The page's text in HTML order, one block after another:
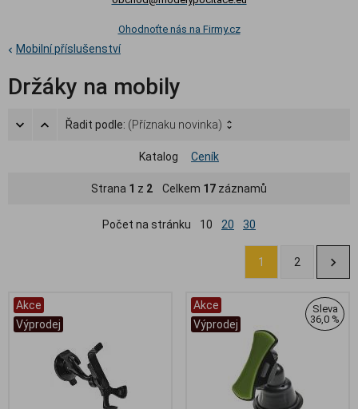
Ohodnoťte nás na Firmy.cz
Mobilní příslušenství
Držáky na mobily
Řadit podle: (Příznaku novinka)
Katalog Ceník
Strana 1 z 2 Celkem 17 záznamů
Počet na stránku 10 20 30
1 2
Akce
Výprodej
Akce
Výprodej
Sleva
36,0 %